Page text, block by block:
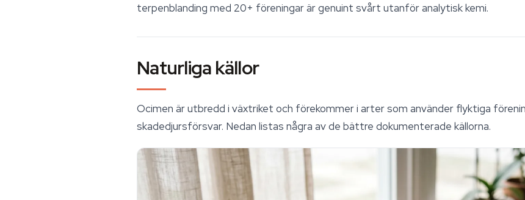
terpenblanding med 20+ föreningar är genuint svårt utanför analytisk kemi.
Naturliga källor
Ocimen är utbredd i växtriket och förekommer i arter som använder flyktiga
skadedjursförsvar. Nedan listas några av de bättre dokumenterade källorna.